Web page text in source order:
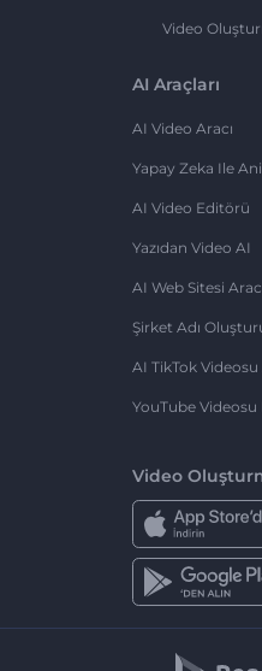
Video
AI Araçları
AI Video Aracı
Yapay Zeka Ile
AI Video Editörü
Yazıdan Video AI
AI Web Sitesi
Şirket Adı
AI TikTok Videosu
YouTube Videosu
Video